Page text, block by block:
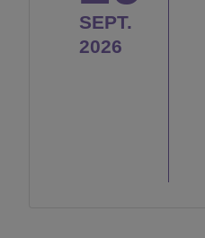
SEPT.
2026